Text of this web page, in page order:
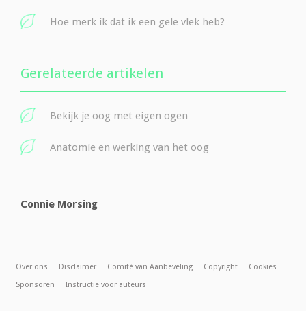
Hoe merk ik dat ik een gele vlek heb?
Gerelateerde artikelen
Bekijk je oog met eigen ogen
Anatomie en werking van het oog
Connie Morsing
Over ons Disclaimer Comité van Aanbeveling Copyright
Cookies
Sponsoren
Instructie voor auteurs